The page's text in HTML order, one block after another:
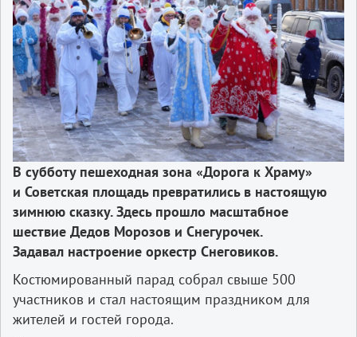
В субботу пешеходная зона «Дорога к Храму»
и Советская площадь превратились в настоящую
зимнюю сказку. Здесь прошло масштабное
шествие Дедов Морозов и Снегурочек.
Задавал настроение оркестр Снеговиков.
Костюмированный парад собрал свыше 500
участников и стал настоящим праздником для
жителей и гостей города.